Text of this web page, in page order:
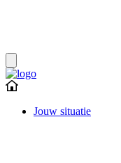
Jouw situatie